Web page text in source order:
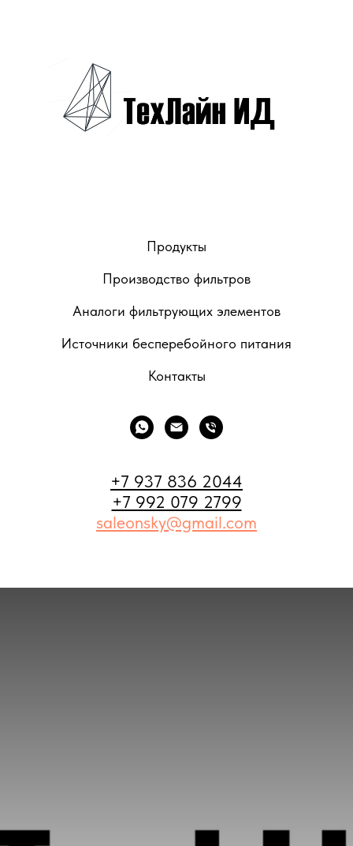
Продукты
Производство фильтров
Аналоги фильтрующих элементов
Источники бесперебойного питания
Контакты
+7 937 836 2044
+7 992 079 2799
saleonsky@gmail.com